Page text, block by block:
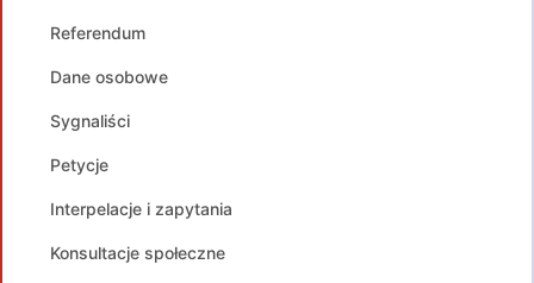
Referendum
Dane osobowe
Sygnaliści
Petycje
Interpelacje i zapytania
Konsultacje społeczne